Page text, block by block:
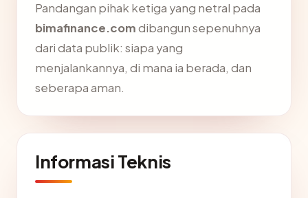
Pandangan pihak ketiga yang netral pada
bimafinance.comdibangun sepenuhnya
dari data publik: siapa yang
menjalankannya, di mana ia berada, dan
seberapa aman.
Informasi Teknis